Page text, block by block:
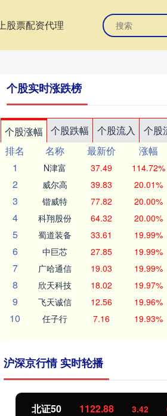
股票配资代理
个股实时涨跌榜
个股涨幅 个股跌幅 个股流入 个股
排名
名称 最新价 涨幅
1
N津富 37.49 114.72%
2 威尔高 39.83 20.01%
3 锴威特 77.82 20.00%
4 科翔股份 64.32 20.00%
5 蜀道装备 33.61 19.99%
6 中巨芯 27.85 19.99%
7 广哈通信 19.03 19.99%
8 欣天科技 18.02 19.97%
9 飞天诚信 12.56 19.96%
10 任子行 7.16 19.93%
沪深京行情 实时轮播
北证50 1122.88 3.42